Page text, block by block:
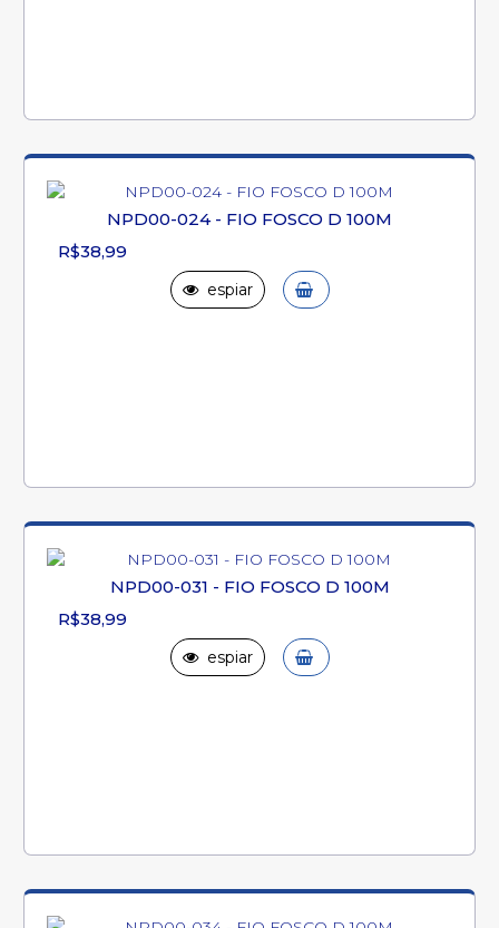
NPD00-024 - FIO FOSCO D 100M
R$38,99
espiar
NPD00-031 - FIO FOSCO D 100M
R$38,99
espiar